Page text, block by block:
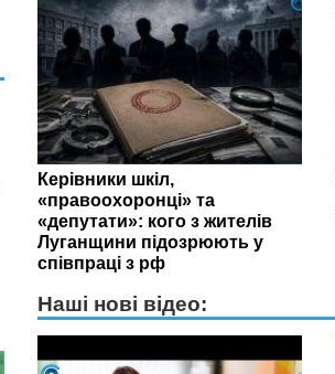
Керівники шкіл,
«правоохоронці» та
«депутати»: кого з жителів
Луганщини підозрюють у
співпраці з рф
Наші нові відео: